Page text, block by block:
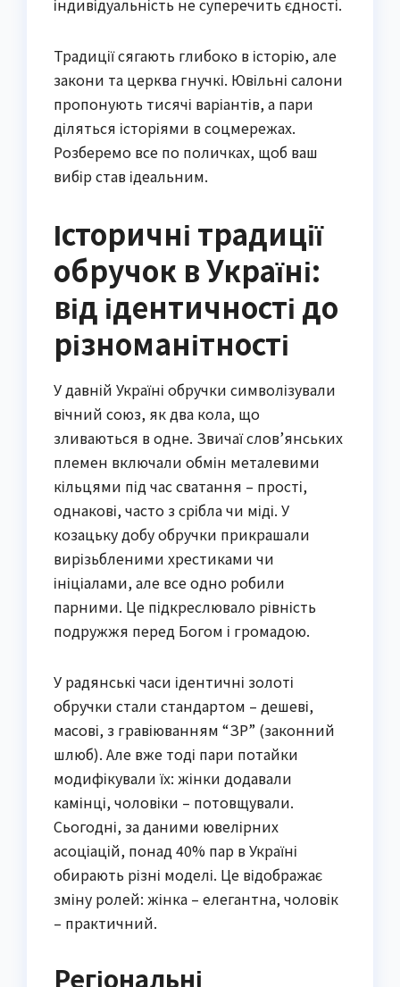
індивідуальність не суперечить єдності.
Традиції сягають глибоко в історію, але
закони та церква гнучкі. Ювільні салони
пропонують тисячі варіантів, а пари
діляться історіями в соцмережах.
Розберемо все по поличках, щоб ваш
вибір став ідеальним.
Історичні традиції
обручок в Україні:
від ідентичності до
різноманітності
У давній Україні обручки символізували
вічний союз, як два кола, що
зливаються в одне. Звичаї слов’янських
племен включали обмін металевими
кільцями під час сватання – прості,
однакові, часто з срібла чи міді. У
козацьку добу обручки прикрашали
вирізьбленими хрестиками чи
ініціалами, але все одно робили
парними. Це підкреслювало рівність
подружжя перед Богом і громадою.
У радянські часи ідентичні золоті
обручки стали стандартом – дешеві,
масові, з гравіюванням “ЗР” (законний
шлюб). Але вже тоді пари потайки
модифікували їх: жінки додавали
камінці, чоловіки – потовщували.
Сьогодні, за даними ювелірних
асоціацій, понад 40% пар в Україні
обирають різні моделі. Це відображає
зміну ролей: жінка – елегантна, чоловік
– практичний.
Регіональні